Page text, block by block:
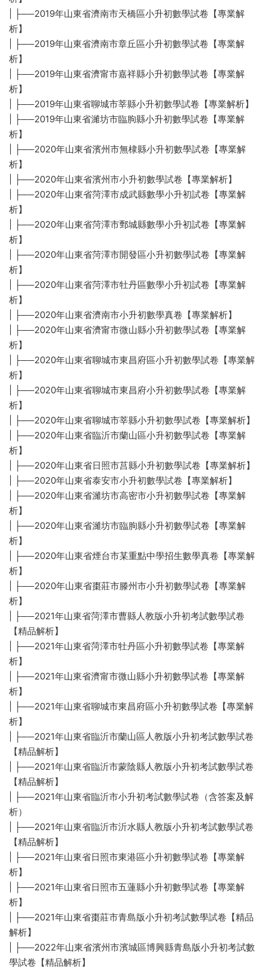
| ├──2019年山東省濟南市天橋區小升初數學試卷【專業解
析】
| ├──2019年山東省濟南市章丘區小升初數學試卷【專業解
析】
| ├──2019年山東省濟甯市嘉祥縣小升初數學試卷【專業解
析】
| ├──2019年山東省聊城市莘縣小升初數學試卷【專業解析】
| ├──2019年山東省濰坊市臨朐縣小升初數學試卷【專業解
析】
| ├──2020年山東省濱州市無棣縣小升初數學試卷【專業解
析】
| ├──2020年山東省濱州市小升初數學試卷【專業解析】
| ├──2020年山東省菏澤市成武縣數學小升初試卷【專業解
析】
| ├──2020年山東省菏澤市鄄城縣數學小升初試卷【專業解
析】
| ├──2020年山東省菏澤市開發區小升初數學試卷【專業解
析】
| ├──2020年山東省菏澤市牡丹區數學小升初試卷【專業解
析】
| ├──2020年山東省濟南市小升初數學真卷【專業解析】
| ├──2020年山東省濟甯市微山縣小升初數學試卷【專業解
析】
| ├──2020年山東省聊城市東昌府區小升初數學試卷【專業解
析】
| ├──2020年山東省聊城市東昌府小升初數學試卷【專業解
析】
| ├──2020年山東省聊城市莘縣小升初數學試卷【專業解析】
| ├──2020年山東省臨沂市蘭山區小升初數學試卷【專業解
析】
| ├──2020年山東省日照市莒縣小升初數學試卷【專業解析】
| ├──2020年山東省泰安市小升初數學試卷【專業解析】
| ├──2020年山東省濰坊市高密市小升初數學試卷【專業解
析】
| ├──2020年山東省濰坊市臨朐縣小升初數學試卷【專業解
析】
| ├──2020年山東省煙台市某重點中學招生數學真卷【專業解
析】
| ├──2020年山東省棗莊市滕州市小升初數學試卷【專業解
析】
| ├──2021年山東省菏澤市曹縣人教版小升初考試數學試卷
【精品解析】
| ├──2021年山東省菏澤市牡丹區小升初數學試卷【專業解
析】
| ├──2021年山東省濟甯市微山縣小升初數學試卷【專業解
析】
| ├──2021年山東省聊城市東昌府區小升初數學試卷【專業解
析】
| ├──2021年山東省臨沂市蘭山區人教版小升初考試數學試卷
【精品解析】
| ├──2021年山東省臨沂市蒙陰縣人教版小升初考試數學試卷
【精品解析】
| ├──2021年山東省臨沂市小升初考試數學試卷（含答案及解
析）
| ├──2021年山東省臨沂市沂水縣人教版小升初考試數學試卷
【精品解析】
| ├──2021年山東省日照市東港區小升初數學試卷【專業解
析】
| ├──2021年山東省日照市五蓮縣小升初數學試卷【專業解
析】
| ├──2021年山東省棗莊市青島版小升初考試數學試卷【精品
解析】
| ├──2022年山東省濱州市濱城區博興縣青島版小升初考試數
學試卷【精品解析】